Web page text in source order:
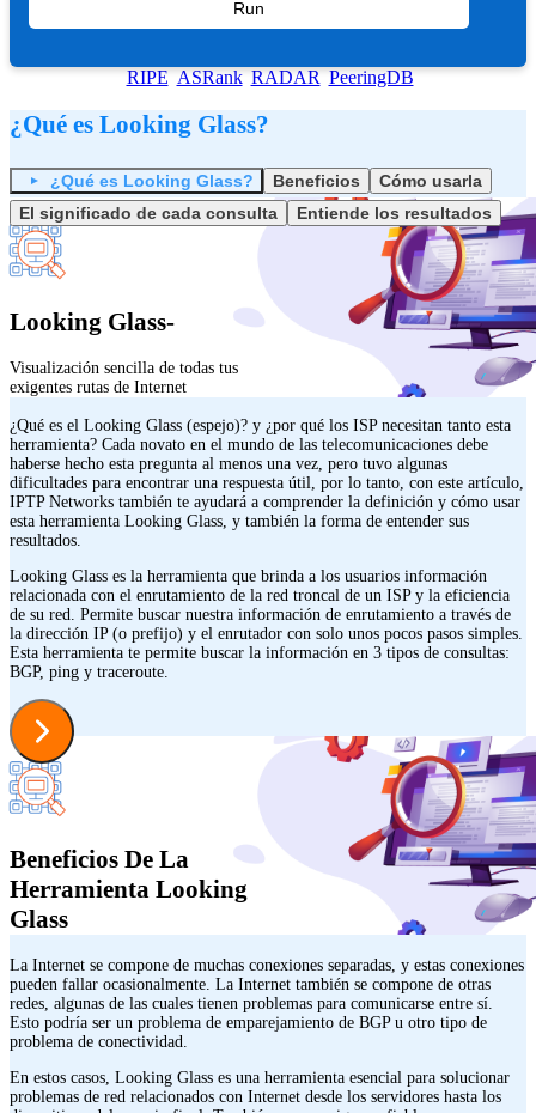
Run
RIPE ASRank RADAR PeeringDB
¿Qué es Looking Glass?
¿Qué es Looking Glass? Beneficios
Cómo usarla
El significado de cada consulta
Entiende los resultados
Looking Glass-
Visualización sencilla de todas tus
exigentes rutas de Internet
¿Qué es el Looking Glass (espejo)? y ¿por qué los ISP necesitan tanto esta
herramienta? Cada novato en el mundo de las telecomunicaciones debe
haberse hecho esta pregunta al menos una vez, pero tuvo algunas
dificultades para encontrar una respuesta útil, por lo tanto, con este artículo,
IPTP Networks también te ayudará a comprender la definición y cómo usar
esta herramienta Looking Glass, y también la forma de entender sus
resultados.
Looking Glass es la herramienta que brinda a los usuarios información
relacionada con el enrutamiento de la red troncal de un ISP y la eficiencia
de su red. Permite buscar nuestra información de enrutamiento a través de
la dirección IP (o prefijo) y el enrutador con solo unos pocos pasos simples.
Esta herramienta te permite buscar la información en 3 tipos de consultas:
BGP, ping y traceroute.
Beneficios De La
Herramienta Looking
Glass
La Internet se compone de muchas conexiones separadas, y estas conexiones
pueden fallar ocasionalmente. La Internet también se compone de otras
redes, algunas de las cuales tienen problemas para comunicarse entre sí.
Esto podría ser un problema de emparejamiento de BGP u otro tipo de
problema de conectividad.
En estos casos, Looking Glass es una herramienta esencial para solucionar
problemas de red relacionados con Internet desde los servidores hasta los